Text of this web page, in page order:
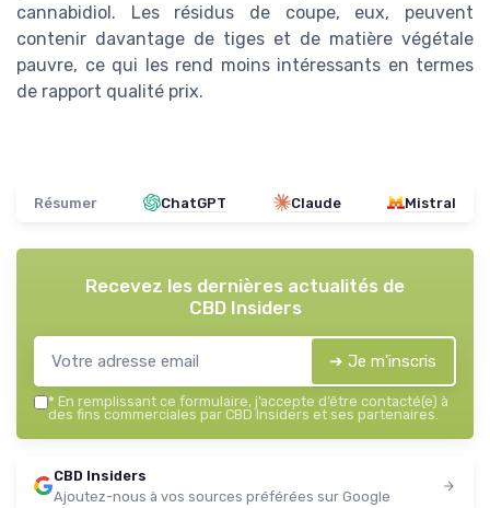
cannabidiol. Les résidus de coupe, eux, peuvent
contenir davantage de tiges et de matière végétale
pauvre, ce qui les rend moins intéressants en termes
de rapport qualité prix.
Résumer ChatGPT Claude Mistral
Recevez les dernières actualités de
CBD Insiders
➔ Je m'inscris
* En remplissant ce formulaire, j’accepte d’être contacté(e) à
des fins commerciales par CBD Insiders et ses partenaires.
CBD Insiders
Ajoutez-nous à vos sources préférées sur Google